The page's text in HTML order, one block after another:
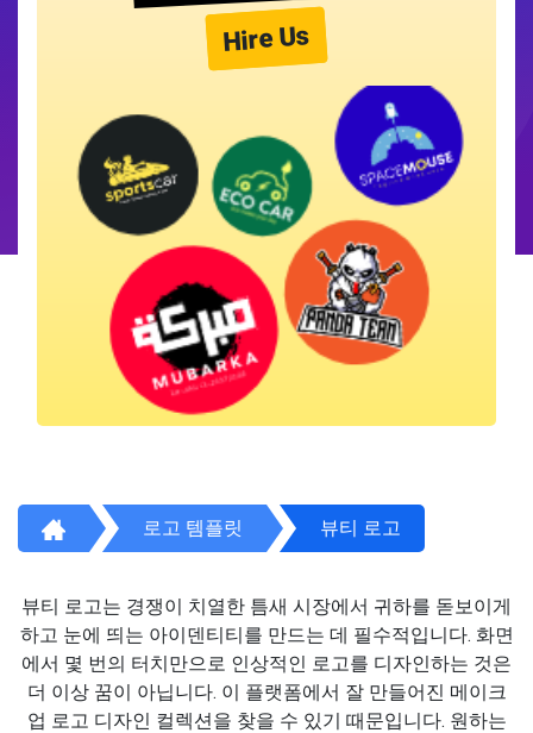
Hire Us
로고 템플릿 뷰티 로고
뷰티 로고는 경쟁이 치열한 틈새 시장에서 귀하를 돋보이게
하고 눈에 띄는 아이덴티티를 만드는 데 필수적입니다. 화면
에서 몇 번의 터치만으로 인상적인 로고를 디자인하는 것은
더 이상 꿈이 아닙니다. 이 플랫폼에서 잘 만들어진 메이크
업 로고 디자인 컬렉션을 찾을 수 있기 때문입니다. 원하는